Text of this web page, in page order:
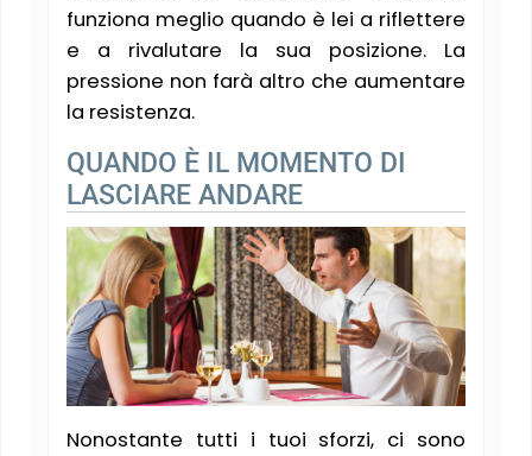
funziona meglio quando è lei a riflettere
e a rivalutare la sua posizione. La
pressione non farà altro che aumentare
la resistenza.
QUANDO È IL MOMENTO DI
LASCIARE ANDARE
Nonostante tutti i tuoi sforzi, ci sono